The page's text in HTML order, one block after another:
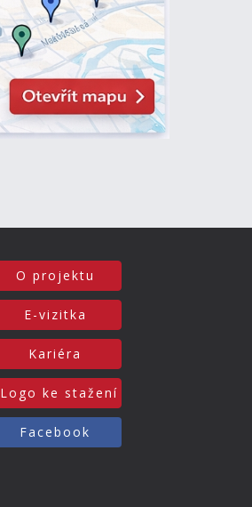
O projektu
E-vizitka
Kariéra
Logo ke stažení
Facebook